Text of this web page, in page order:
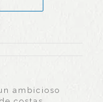
ambicioso